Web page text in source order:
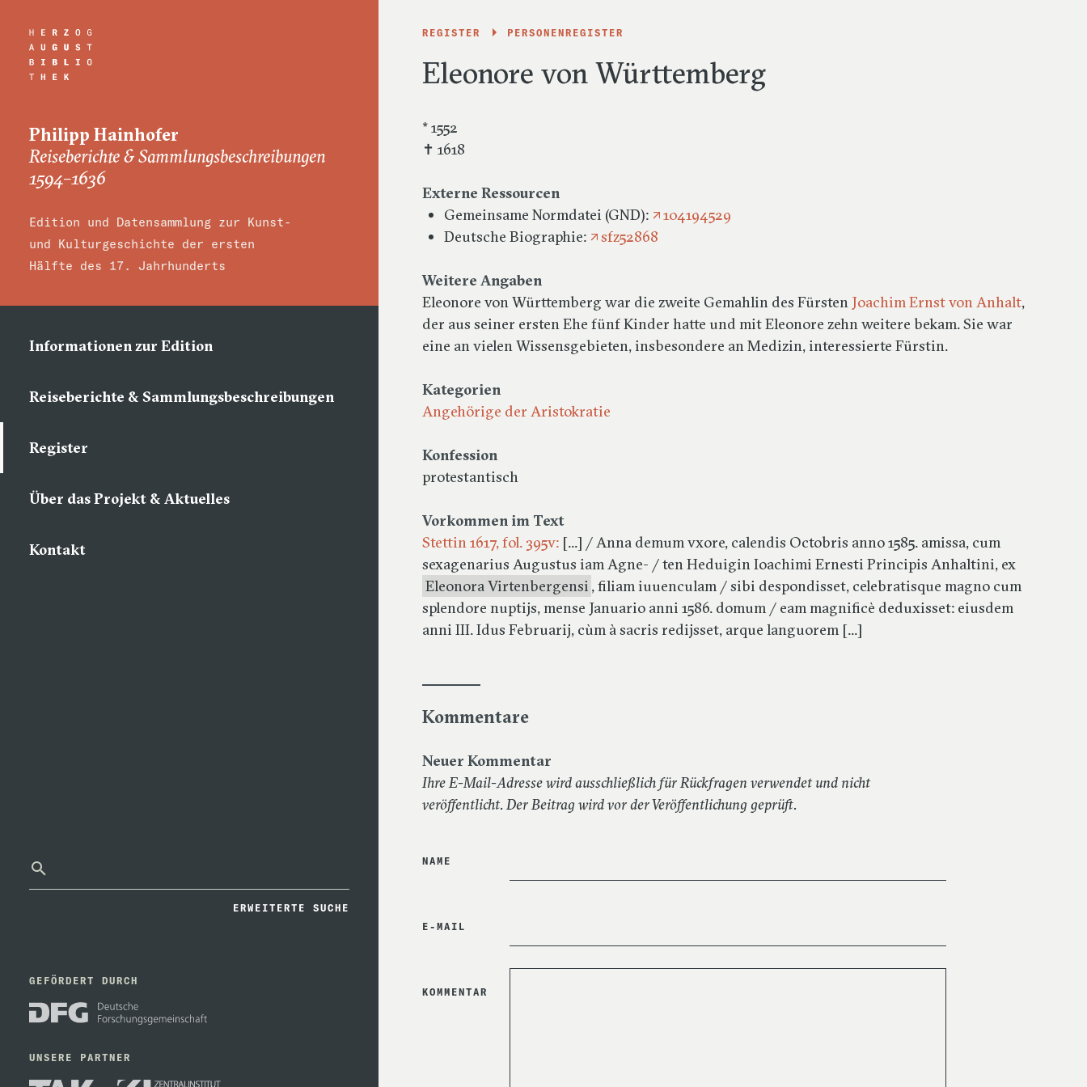
Philipp Hainhofer
Reiseberichte & Sammlungsbeschreibungen
1594–1636
Edition und Datensammlung zur Kunst-
und Kulturgeschichte der ersten
Hälfte des 17. Jahrhunderts
Informationen zur Edition
Reiseberichte & Sammlungsbeschreibungen
Register
Über das Projekt & Aktuelles
Kontakt
ERWEITERTE SUCHE
GEFÖRDERT DURCH
UNSERE PARTNER
REGISTER PERSONENREGISTER
Eleonore von Württemberg
* 1552
✝ 1618
Externe Ressourcen
Gemeinsame Normdatei (GND):
104194529
Deutsche Biographie:
sfz52868
Weitere Angaben
Eleonore von Württemberg war die zweite Gemahlin des Fürsten Joachim Ernst von Anhalt,
der aus seiner ersten Ehe fünf Kinder hatte und mit Eleonore zehn weitere bekam. Sie war
eine an vielen Wissensgebieten, insbesondere an Medizin, interessierte Fürstin.
Kategorien
Angehörige der Aristokratie
Konfession
protestantisch
Vorkommen im Text
Stettin 1617, fol. 395v: [...] / Anna demum vxore, calendis Octobris anno 1585. amissa, cum
sexagenarius Augustus iam Agne- / ten Heduigin Ioachimi Ernesti Principis Anhaltini, ex
Eleonora Virtenbergensi , filiam iuuenculam / sibi despondisset, celebratisque magno cum
splendore nuptijs, mense Januario anni 1586. domum / eam magnificè deduxisset: eiusdem
anni III. Idus Februarij, cùm à sacris redijsset, arque languorem [...]
Kommentare
Neuer Kommentar
Ihre E-Mail-Adresse wird ausschließlich für Rückfragen verwendet und nicht
veröffentlicht. Der Beitrag wird vor der Veröffentlichung geprüft.
NAME
E-MAIL
HIER NICHTS
KOMMENTAR